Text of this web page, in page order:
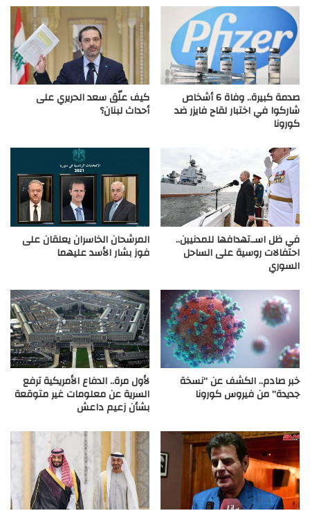
صدمة كبيرة.. وفاة 6 أشخاص
شاركوا في اختبار لقاح فايزر ضد
كورونا
كيف علّق سعد الحريري على
أحداث لبنان؟
في ظل اسـ.تهدافها للمدنيين..
احتفالات روسية على الساحل
السوري
المرشحان الخاسران يعلقان على
فوز بشار الأسد عليهما
خبر صادم.. الكشف عن “نسخة
جديدة” من فيروس كورونا
لأول مرة.. الدفاع الأمريكية ترفع
السرية عن معلومات غير متوقعة
بشأن زعيم داعش